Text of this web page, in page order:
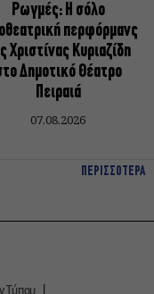
Ρωγμές: Η σόλο
περφόρμανς
Χριστίνας Κυριαζίδη
Δημοτικό Θέατρο
Πειραιά
07.08.2026
ΠΕΡΙΣΣΟΤΕΡΑ